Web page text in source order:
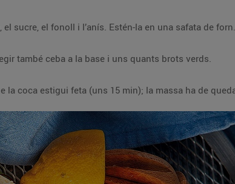
sucre, el fonoll i l’anís. Estén-la en una safata de forn.
també ceba a la base i uns quants brots verds.
la coca estigui feta (uns 15 min); la massa ha de